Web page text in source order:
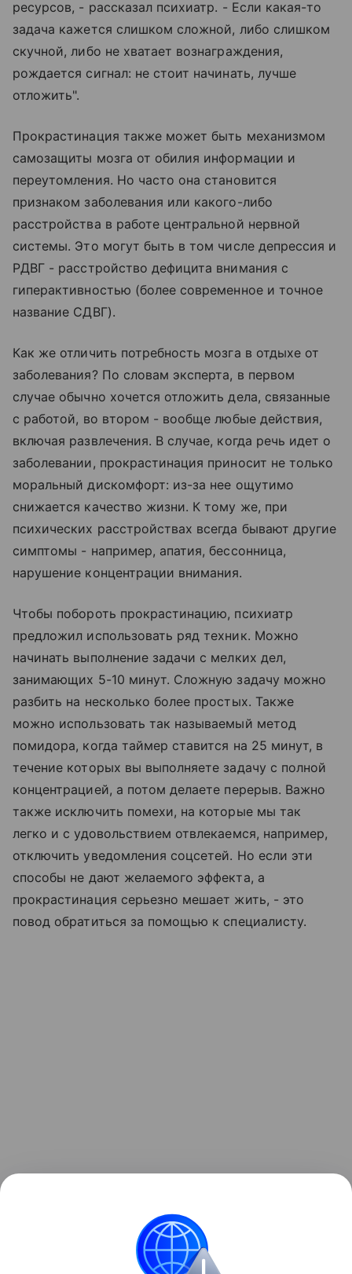
ресурсов, - рассказал психиатр. - Если какая-то
задача кажется слишком сложной, либо слишком
скучной, либо не хватает вознаграждения,
рождается сигнал: не стоит начинать, лучше
отложить".
Прокрастинация также может быть механизмом
самозащиты мозга от обилия информации и
переутомления. Но часто она становится
признаком заболевания или какого-либо
расстройства в работе центральной нервной
системы. Это могут быть в том числе депрессия и
РДВГ - расстройство дефицита внимания с
гиперактивностью (более современное и точное
название СДВГ).
Как же отличить потребность мозга в отдыхе от
заболевания? По словам эксперта, в первом
случае обычно хочется отложить дела, связанные
с работой, во втором - вообще любые действия,
включая развлечения. В случае, когда речь идет о
заболевании, прокрастинация приносит не только
моральный дискомфорт: из-за нее ощутимо
снижается качество жизни. К тому же, при
психических расстройствах всегда бывают другие
симптомы - например, апатия, бессонница,
нарушение концентрации внимания.
Чтобы побороть прокрастинацию, психиатр
предложил использовать ряд техник. Можно
начинать выполнение задачи с мелких дел,
занимающих 5-10 минут. Сложную задачу можно
разбить на несколько более простых. Также
можно использовать так называемый метод
помидора, когда таймер ставится на 25 минут, в
течение которых вы выполняете задачу с полной
концентрацией, а потом делаете перерыв. Важно
также исключить помехи, на которые мы так
легко и с удовольствием отвлекаемся, например,
отключить уведомления соцсетей. Но если эти
способы не дают желаемого эффекта, а
прокрастинация серьезно мешает жить, - это
повод обратиться за помощью к специалисту.
При проблемах со здоровьем необходима